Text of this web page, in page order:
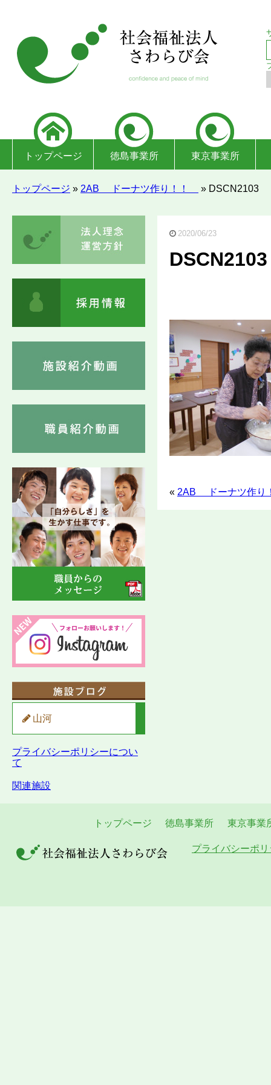
トップページ 徳島事業所 東京事業所
トップページ » 2AB ドーナツ作り！！ » DSCN2103
2020/06/23
DSCN2103
« 2AB ドーナツ作
山河
プライバシーポリシーについ
て
関連施設
トップページ 徳島事業所 東京事業
プライバシーポ